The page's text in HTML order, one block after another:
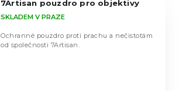
7Artisan pouzdro pro objektivy
SKLADEM V PRAZE
Ochranné pouzdro proti prachu a nečistotám
od společnosti 7Artisan.